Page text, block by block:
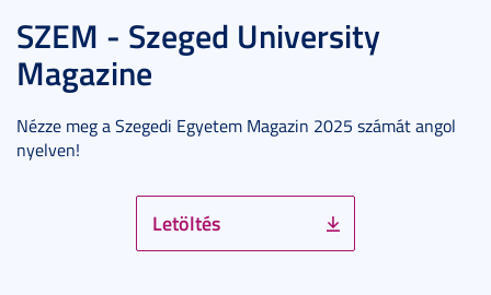
SZEM - Szeged University
Magazine
Nézze meg a Szegedi Egyetem Magazin 2025 számát angol
nyelven!
Letöltés